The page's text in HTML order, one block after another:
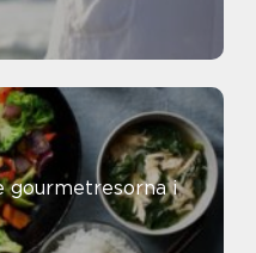
gourmetresorna i